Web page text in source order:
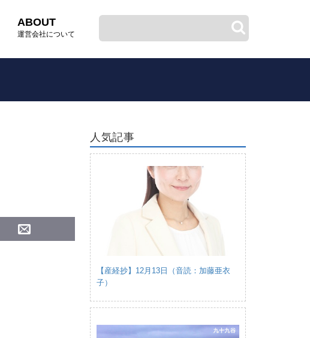
ABOUT
運営会社について
人気記事
【産経抄】12月13日（音読：加藤亜衣
子）